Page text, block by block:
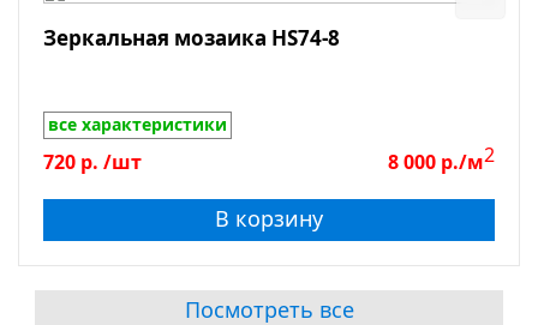
Зеркальная мозаика HS74-8
все характеристики
720 р. /шт 8 000 р./м2
В корзину
Посмотреть все